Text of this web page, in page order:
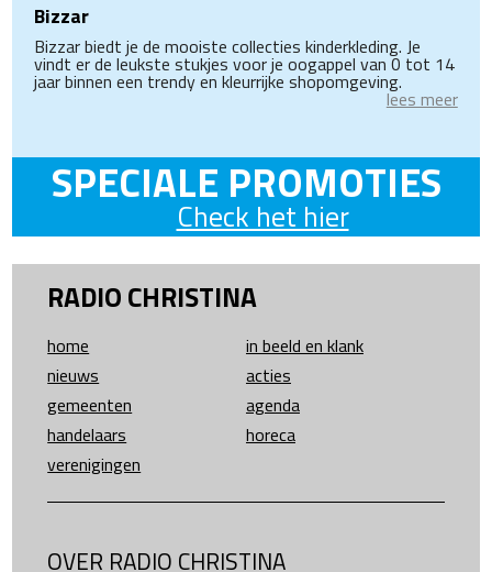
Bizzar
Bizzar biedt je de mooiste collecties kinderkleding. Je
vindt er de leukste stukjes voor je oogappel van 0 tot 14
jaar binnen een trendy en kleurrijke shopomgeving.
lees meer
SPECIALE PROMOTIES
Check het hier
RADIO CHRISTINA
home
in beeld en klank
nieuws
acties
gemeenten
agenda
handelaars
horeca
verenigingen
OVER RADIO CHRISTINA